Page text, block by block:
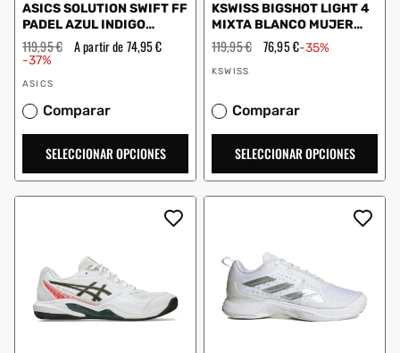
ASICS SOLUTION SWIFT FF
PADEL AZUL INDIGO
1041A314 401
Precio
habitual
119,95 € Precio
de
A partir de 74,95 €
-37%
Proveedor:
ASICS
Comparar
SELECCIONAR OPCIONES
KSWISS BIGSHOT LIGHT 4
MIXTA BLANCO MUJER
96989454
Precio
habitual
119,95 € Precio
de
76,95 €-35%
Proveedor:
KSWISS
Comparar
SELECCIONAR OPCIONES